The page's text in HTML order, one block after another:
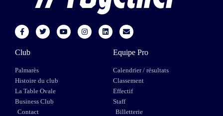
Club
Palmarès
Histoire du club
La Table Ovale
Business Club
Contact
Equipe Pro
Calendrier / résultats
Classement
Effectif
Staff
Billetterie